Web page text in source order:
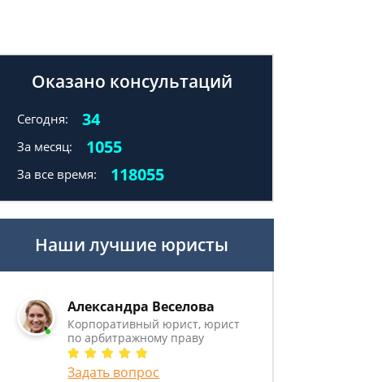
Оказано консультаций
Сегодня: 34
За месяц: 1055
За все время: 118055
Наши лучшие юристы
Александра Веселова
Корпоративный юрист, юрист
по арбитражному праву
Задать вопрос